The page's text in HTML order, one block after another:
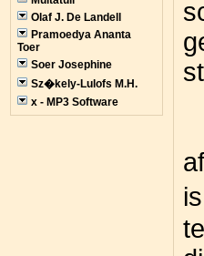
Olaf J. De Landell
Pramoedya Ananta
Toer
Soer Josephine
Sz�kely-Lulofs M.H.
x - MP3 Software